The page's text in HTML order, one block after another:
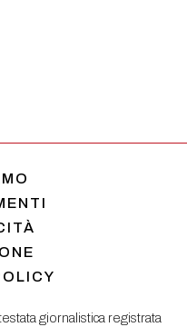
giornalistica registrata